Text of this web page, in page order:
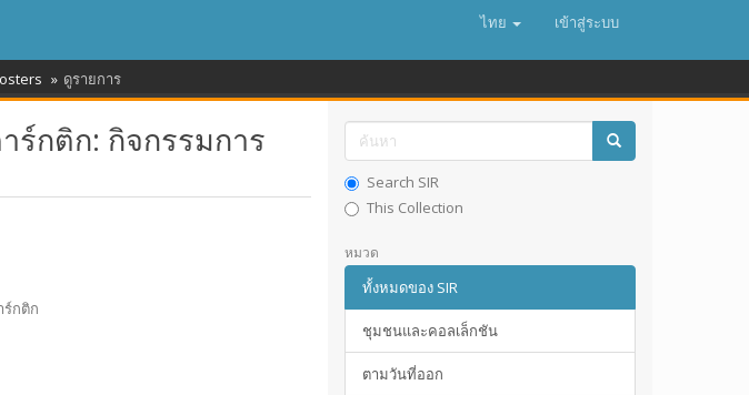
ไทย เข้าสู่ระบบ
ดูรายการ
ร์กติก: กิจกรรมการ
ร์กติก
Search SIR
This Collection
หมวด
ทั้งหมดของ SIR
ชุมชนและคอลเล็กชัน
ตามวันที่ออก